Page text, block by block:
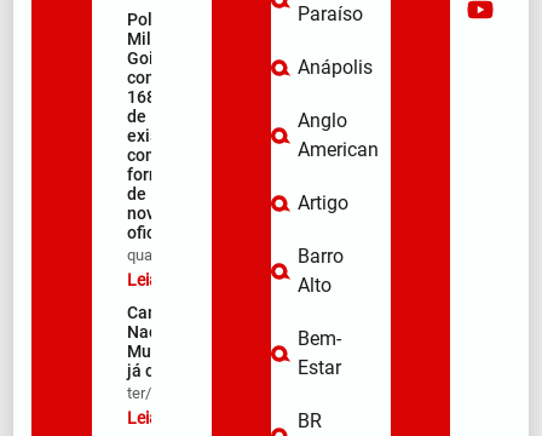
Polícia
Militar de
Goiás
comemora
168 anos
de
existência
com
formação
de 106
novos
oficiais
qua/08/2026
Leia mais »
Campanha
Nacional de
Multivacinação
já começou
ter/08/2026
Leia mais »
Paraíso
Anápolis
Anglo
American
Artigo
Barro
Alto
Bem-
Estar
BR